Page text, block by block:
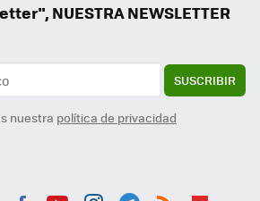
NUESTRA NEWSLETTER
SUSCRIBIR
nuestra política de privacidad